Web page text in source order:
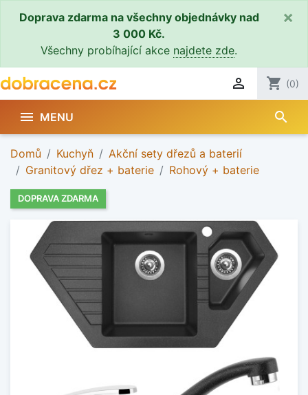
Doprava zdarma na všechny objednávky nad
3 000 Kč.
Všechny probíhající akce najdete zde.
×
 shopping_cart (0)
 MENU search
Domů Kuchyň
Akční sety dřezů a baterií
Granitový dřez + baterie
Rohový + baterie
DOPRAVA ZDARMA